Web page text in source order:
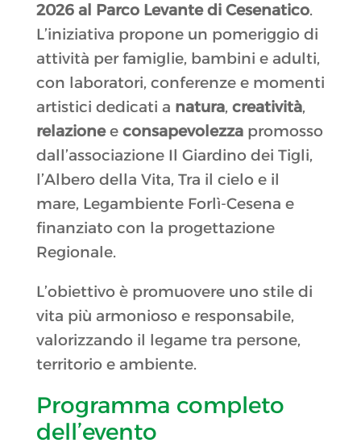
2026 al Parco Levante di Cesenatico.
L’iniziativa propone un pomeriggio di
attività per famiglie, bambini e adulti,
con laboratori, conferenze e momenti
artistici dedicati a natura, creatività,
relazionee consapevolezza promosso
dall’associazione Il Giardino dei Tigli,
l’Albero della Vita, Tra il cielo e il
mare, Legambiente Forlì-Cesena e
finanziato con la progettazione
Regionale.
L’obiettivo è promuovere uno stile di
vita più armonioso e responsabile,
valorizzando il legame tra persone,
territorio e ambiente.
Programma completo
dell’evento